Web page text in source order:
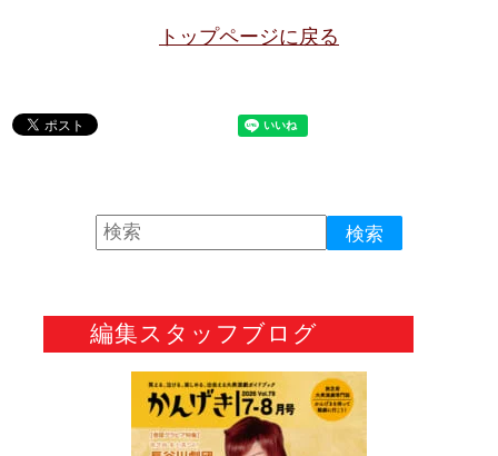
トップページに戻る
編集スタッフブログ